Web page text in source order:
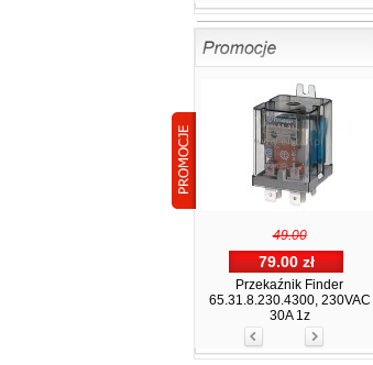
Przekaźnik Finder
65.31.8.230.4300, 230VAC
30A 1z
125.00
99.00 zł
Przekaźnik kontroli napięcia
1-faz HRN-35